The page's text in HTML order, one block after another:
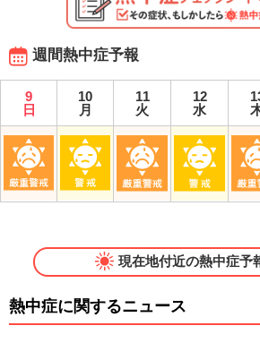
週間熱中症予報
9
日
10
月
11
火
12
水
現在地付近の熱中症予
熱中症に関するニュース